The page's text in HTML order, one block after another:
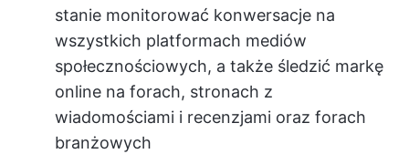
stanie monitorować konwersacje na
wszystkich platformach mediów
społecznościowych, a także śledzić markę
online na forach, stronach z
wiadomościami i recenzjami oraz forach
branżowych